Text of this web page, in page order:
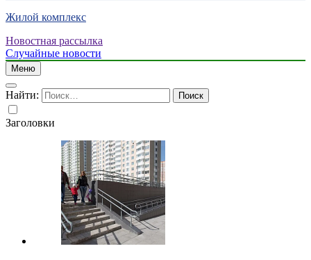
Жилой комплекс
Новостная рассылка
Случайные новости
Меню
Найти:
Заголовки